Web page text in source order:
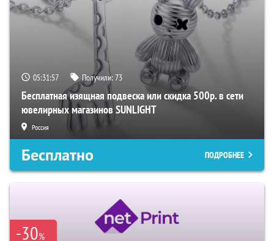
05:31:56 Получили:73
Бесплатная изящная подвеска или скидка 500р. в сети
ювелирных магазинов SUNLIGHT
Россия
Бесплатно ПОДРОБНЕЕ
-30%